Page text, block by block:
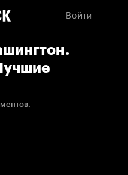
Войти